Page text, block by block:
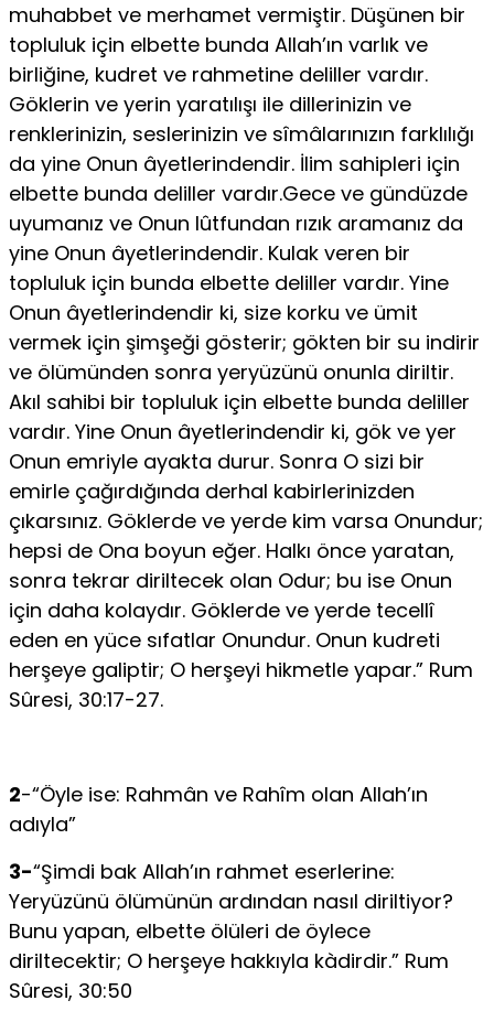
muhabbet ve merhamet vermiştir. Düşünen bir
topluluk için elbette bunda Allah’ın varlık ve
birliğine, kudret ve rahmetine deliller vardır.
Göklerin ve yerin yaratılışı ile dillerinizin ve
renklerinizin, seslerinizin ve sîmâlarınızın farklılığı
da yine Onun âyetlerindendir. İlim sahipleri için
elbette bunda deliller vardır.Gece ve gündüzde
uyumanız ve Onun lûtfundan rızık aramanız da
yine Onun âyetlerindendir. Kulak veren bir
topluluk için bunda elbette deliller vardır. Yine
Onun âyetlerindendir ki, size korku ve ümit
vermek için şimşeği gösterir; gökten bir su indirir
ve ölümünden sonra yeryüzünü onunla diriltir.
Akıl sahibi bir topluluk için elbette bunda deliller
vardır. Yine Onun âyetlerindendir ki, gök ve yer
Onun emriyle ayakta durur. Sonra O sizi bir
emirle çağırdığında derhal kabirlerinizden
çıkarsınız. Göklerde ve yerde kim varsa Onundur;
hepsi de Ona boyun eğer. Halkı önce yaratan,
sonra tekrar diriltecek olan Odur; bu ise Onun
için daha kolaydır. Göklerde ve yerde tecellî
eden en yüce sıfatlar Onundur. Onun kudreti
herşeye galiptir; O herşeyi hikmetle yapar.” Rum
Sûresi, 30:17-27.
2-“Öyle ise: Rahmân ve Rahîm olan Allah’ın
adıyla”
3-“Şimdi bak Allah’ın rahmet eserlerine:
Yeryüzünü ölümünün ardından nasıl diriltiyor?
Bunu yapan, elbette ölüleri de öylece
diriltecektir; O herşeye hakkıyla kàdirdir.” Rum
Sûresi, 30:50